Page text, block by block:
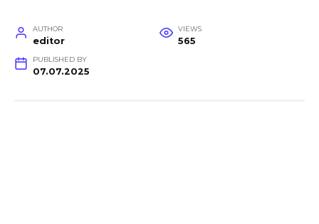
AUTHOR
editor
VIEWS
565
PUBLISHED BY
07.07.2025